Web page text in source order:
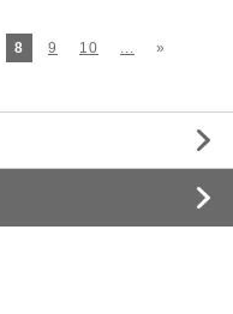
8 9 10 »